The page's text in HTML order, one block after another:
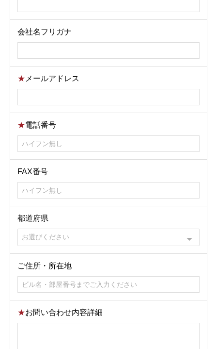
会社名フリガナ
★ メールアドレス
★電話番号
FAX番号
都道府県
ご住所・所在地
★お問い合わせ内容詳細